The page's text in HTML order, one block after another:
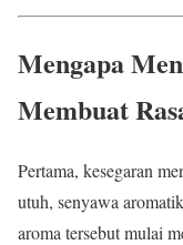
Mengapa
Membuat
Pertama, kesegaran
utuh, senyawa
aroma tersebut mulai